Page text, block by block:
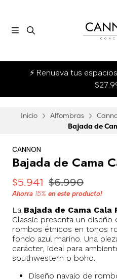
⚡ Renueva tus
Inicio Alfombras
Bajada de
CANNON
Bajada de Cama
$5.941 $6.990
Ahorra 15% en este producto!
La Bajada de Cama Cala
Classic presenta un diseño
rombos étnicos en tonos
fondo azul marino. Una
carácter, ideal para
southwestern o boho.
Diseño navajo de